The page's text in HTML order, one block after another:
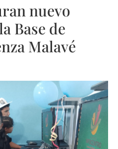
nuevo
Base de
Malavé